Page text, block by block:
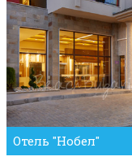
Отель "Нобел"